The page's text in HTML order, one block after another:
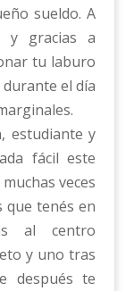
sueldo. A
y gracias a
tu laburo
el día
estudiante y
fácil este
veces
que tenés en
al centro
y uno tras
después te